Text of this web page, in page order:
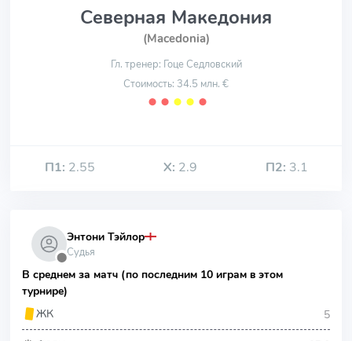
Северная Македония
(Macedonia)
Гл. тренер: Гоце Седловский
Стоимость: 34.5 млн. €
⬤ ⬤ ⬤ ⬤ ⬤
П1: 2.55 Х: 2.9 П2: 3.1
⬤
Энтони Тэйлор
Судья
В среднем за матч (по последним 10 играм в этом
турнире)
ЖК
5